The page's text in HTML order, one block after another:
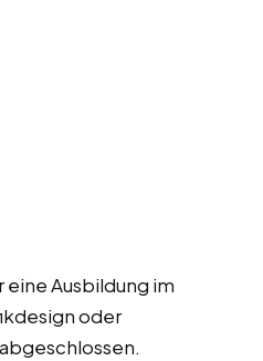
eine Ausbildung im
oder